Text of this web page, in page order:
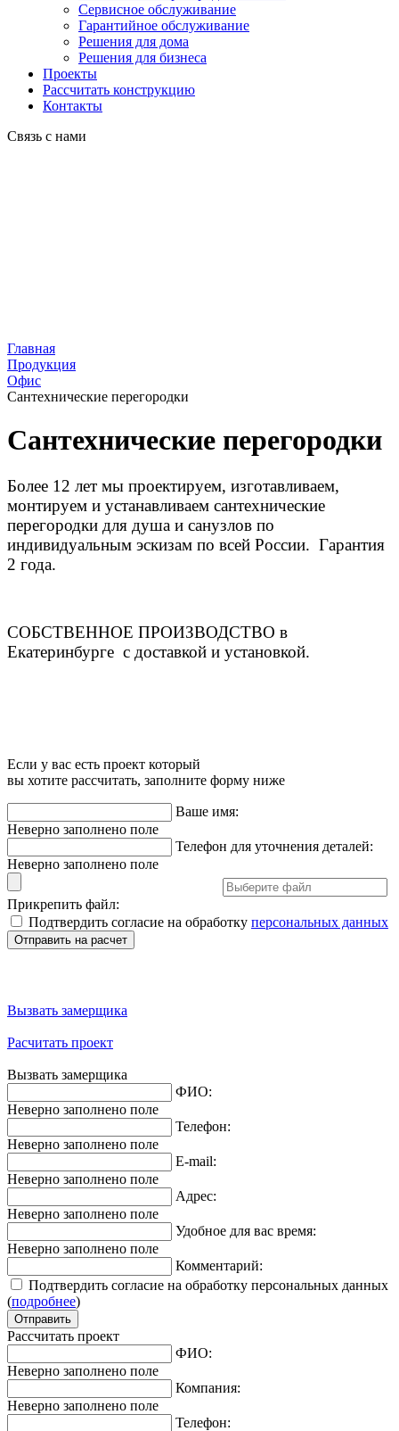
Сервисное обслуживание
Гарантийное обслуживание
Решения для дома
Решения для бизнеса
Проекты
Рассчитать конструкцию
Контакты
Связь с нами
Главная
Продукция
Офис
Сантехнические перегородки
Сантехнические перегородки
Более 12 лет мы проектируем, изготавливаем,
монтируем и устанавливаем сантехнические
перегородки для душа и санузлов по
индивидуальным эскизам по всей России. Гарантия
2 года.
СОБСТВЕННОЕ ПРОИЗВОДСТВО в
Екатеринбурге с доставкой и установкой.
Если у вас есть проект который
вы хотите рассчитать, заполните форму ниже
Ваше имя:
Неверно заполнено поле
Телефон для уточнения деталей:
Неверно заполнено поле
Прикрепить файл:
Подтвердить согласие на обработку персональных данных
Вызвать замерщика
Расчитать проект
Вызвать замерщика
ФИО:
Неверно заполнено поле
Телефон:
Неверно заполнено поле
E-mail:
Неверно заполнено поле
Адрес:
Неверно заполнено поле
Удобное для вас время:
Неверно заполнено поле
Комментарий:
Подтвердить согласие на обработку персональных данных
(подробнее)
Рассчитать проект
ФИО:
Неверно заполнено поле
Компания:
Неверно заполнено поле
Телефон: